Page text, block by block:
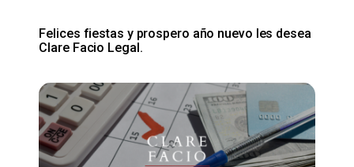
Felices fiestas y prospero año nuevo les desea
Clare Facio Legal.